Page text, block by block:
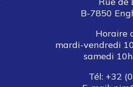
B-7850
Horaire
mardi-vendredi
samedi
Tél: +32